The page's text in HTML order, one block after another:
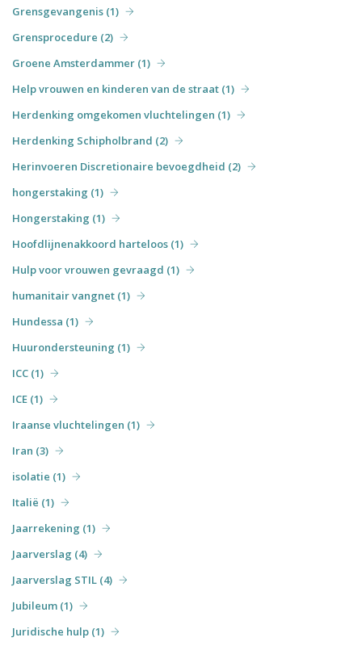
Grensgevangenis (1)
Grensprocedure (2)
Groene Amsterdammer (1)
Help vrouwen en kinderen van de straat (1)
Herdenking omgekomen vluchtelingen (1)
Herdenking Schipholbrand (2)
Herinvoeren Discretionaire bevoegdheid (2)
hongerstaking (1)
Hongerstaking (1)
Hoofdlijnenakkoord harteloos (1)
Hulp voor vrouwen gevraagd (1)
humanitair vangnet (1)
Hundessa (1)
Huurondersteuning (1)
ICC (1)
ICE (1)
Iraanse vluchtelingen (1)
Iran (3)
isolatie (1)
Italië (1)
Jaarrekening (1)
Jaarverslag (4)
Jaarverslag STIL (4)
Jubileum (1)
Juridische hulp (1)